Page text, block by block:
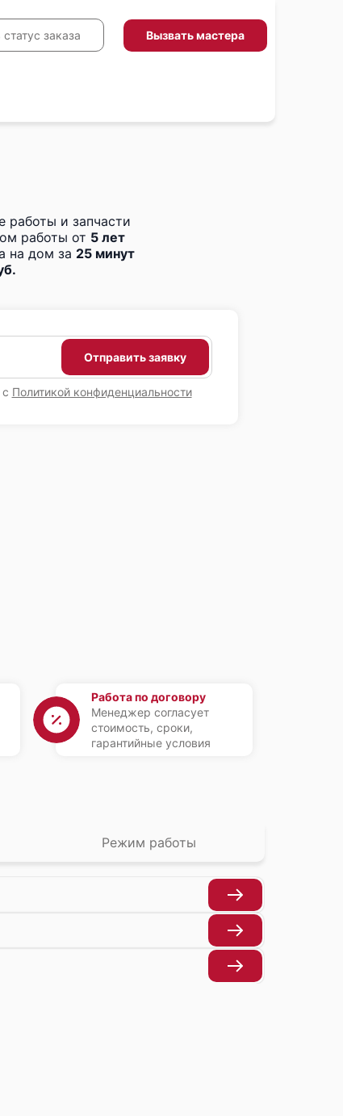
заказа Вызвать мастера
работы и запчасти
работы от 5 лет
на дом за 25 минут
Отправить заявку
Политикой конфиденциальности
Работа по договору
Менеджер согласует
стоимость, сроки,
гарантийные условия
Режим работы